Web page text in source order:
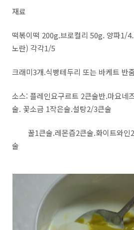
재료
떡볶이떡 200g.브로컬리 50g. 양파1/
노란) 각각1/5
크래미3개.식빵테두리 또는 바케트 반
소스: 플레인요구르트 2큰술반.마요네
술. 꽃소금 1작은술.설탕2/3큰술
꿀1큰술.레몬즙2큰술.화이트와인2
술